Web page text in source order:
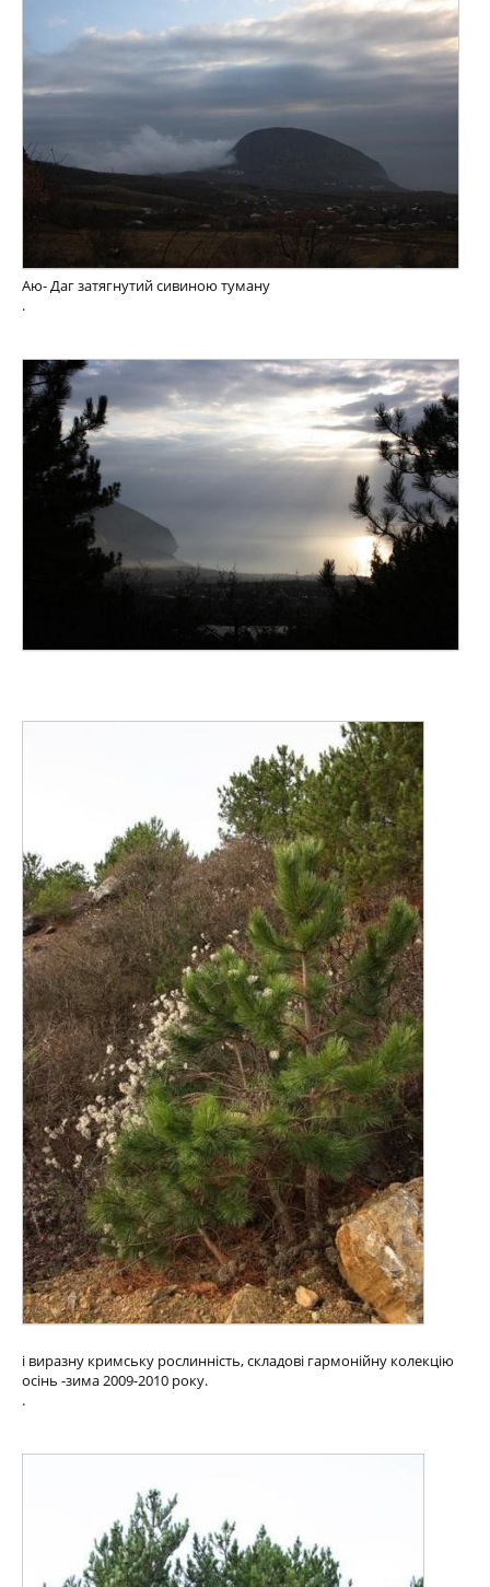
Аю- Даг затягнутий сивиною туману
.
і виразну кримську рослинність, складові гармонійну колекцію
осінь -зима 2009-2010 року.
.